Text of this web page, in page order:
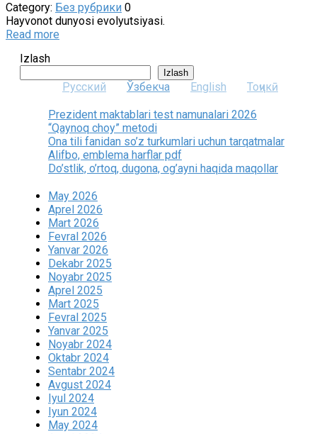
Category: Без рубрики 0
Hayvonot dunyosi evolyutsiyasi.
Read more
Izlash
Izlash
Русский Ўзбекча English Тоҷикӣ
Prezident maktablari test namunalari 2026
“Qaynoq choy” metodi
Ona tili fanidan so’z turkumlari uchun tarqatmalar
Alifbo, emblema harflar pdf
Do’stlik, o’rtoq, dugona, og’ayni haqida maqollar
May 2026
Aprel 2026
Mart 2026
Fevral 2026
Yanvar 2026
Dekabr 2025
Noyabr 2025
Aprel 2025
Mart 2025
Fevral 2025
Yanvar 2025
Noyabr 2024
Oktabr 2024
Sentabr 2024
Avgust 2024
Iyul 2024
Iyun 2024
May 2024